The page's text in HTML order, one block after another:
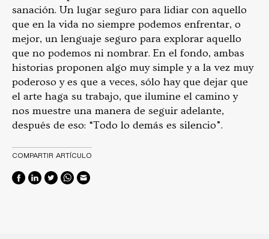
sanación. Un lugar seguro para lidiar con aquello
que en la vida no siempre podemos enfrentar, o
mejor, un lenguaje seguro para explorar aquello
que no podemos ni nombrar. En el fondo, ambas
historias proponen algo muy simple y a la vez muy
poderoso y es que a veces, sólo hay que dejar que
el arte haga su trabajo, que ilumine el camino y
nos muestre una manera de seguir adelante,
después de eso: “Todo lo demás es silencio”.
COMPARTIR ARTÍCULO